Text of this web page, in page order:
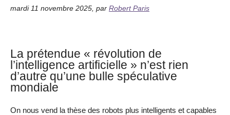
mardi 11 novembre 2025 par Robert Paris
La prétendue « révolution de
l’intelligence artificielle » n’est rien
d’autre qu’une bulle spéculative
mondiale
On nous vend la thèse des robots plus intelligents et capables